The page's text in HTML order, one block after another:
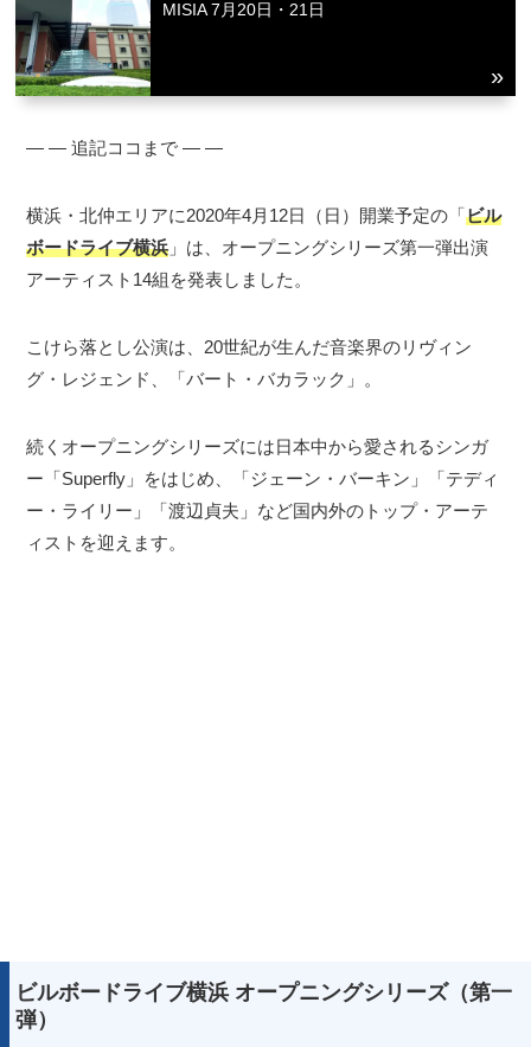
MISIA 7月20日・21日
― ― 追記ココまで ― ―
横浜・北仲エリアに2020年4月12日（日）開業予定の「ビル
ボードライブ横浜 」は、オープニングシリーズ第一弾出演
アーティスト14組を発表しました。
こけら落とし公演は、20世紀が生んだ音楽界のリヴィン
グ・レジェンド、「バート・バカラック」。
続くオープニングシリーズには日本中から愛されるシンガ
ー「Superfly」をはじめ、「ジェーン・バーキン」「テディ
ー・ライリー」「渡辺貞夫」など国内外のトップ・アーテ
ィストを迎えます。
ビルボードライブ横浜 オープニングシリーズ（第一
弾）